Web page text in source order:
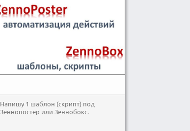
Напишу 1 шаблон (скрипт) под
Зеннопостер или Зеннобокс.